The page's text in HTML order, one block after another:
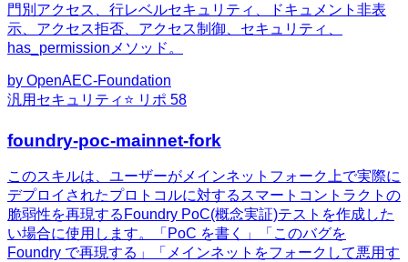
門別アクセス、行レベルセキュリティ、ドキュメント非表
示、アクセス拒否、アクセス制御、セキュリティ、
has_permissionメソッド。
by OpenAEC-Foundation
汎用 セキュリティ ⭐ リポ 58
foundry-poc-mainnet-fork
このスキルは、ユーザーがメインネットフォーク上で実際に
デプロイされたプロトコルに対するスマートコントラクトの
脆弱性を再現するFoundry PoC(概念実証)テストを作成した
い場合に使用します。「PoC を書く」「このバグを
Foundry で再現する」「メインネットをフォークして悪用す